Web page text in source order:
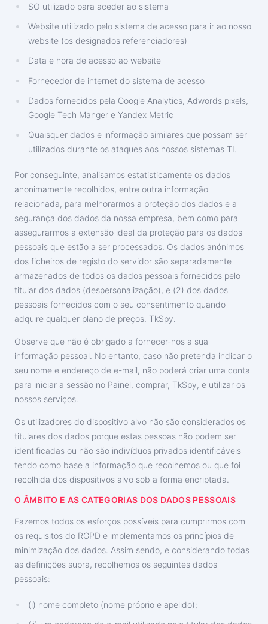
SO utilizado para aceder ao sistema
Website utilizado pelo sistema de acesso para ir ao nosso
website (os designados referenciadores)
Data e hora de acesso ao website
Fornecedor de internet do sistema de acesso
Dados fornecidos pela Google Analytics, Adwords pixels,
Google Tech Manger e Yandex Metric
Quaisquer dados e informação similares que possam ser
utilizados durante os ataques aos nossos sistemas TI.
Por conseguinte, analisamos estatisticamente os dados
anonimamente recolhidos, entre outra informação
relacionada, para melhorarmos a proteção dos dados e a
segurança dos dados da nossa empresa, bem como para
assegurarmos a extensão ideal da proteção para os dados
pessoais que estão a ser processados. Os dados anónimos
dos ficheiros de registo do servidor são separadamente
armazenados de todos os dados pessoais fornecidos pelo
titular dos dados (despersonalização), e (2) dos dados
pessoais fornecidos com o seu consentimento quando
adquire qualquer plano de preços. TkSpy.
Observe que não é obrigado a fornecer-nos a sua
informação pessoal. No entanto, caso não pretenda indicar o
seu nome e endereço de e-mail, não poderá criar uma conta
para iniciar a sessão no Painel, comprar, TkSpy, e utilizar os
nossos serviços.
Os utilizadores do dispositivo alvo não são considerados os
titulares dos dados porque estas pessoas não podem ser
identificadas ou não são indivíduos privados identificáveis
tendo como base a informação que recolhemos ou que foi
recolhida dos dispositivos alvo sob a forma encriptada.
O ÂMBITO E AS CATEGORIAS DOS DADOS PESSOAIS
Fazemos todos os esforços possíveis para cumprirmos com
os requisitos do RGPD e implementamos os princípios de
minimização dos dados. Assim sendo, e considerando todas
as definições supra, recolhemos os seguintes dados
pessoais:
(i) nome completo (nome próprio e apelido);